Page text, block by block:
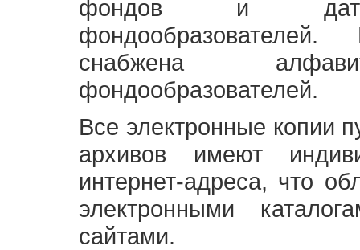
фондов и
снабжена
фондообразователей.
Все электронные копии
архивов имеют
интернет-адреса, что
электронными
сайтами.